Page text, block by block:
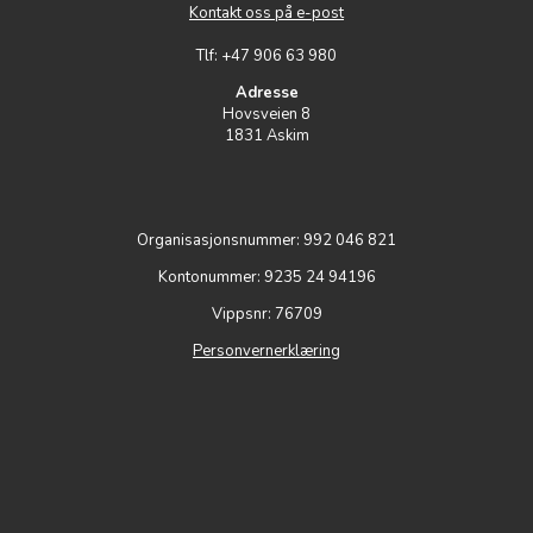
Kontakt oss på e-post
Tlf: +47 906 63 980
Adresse
Hovsveien 8
1831 Askim
Organisasjonsnummer: 992 046 821
Kontonummer: 9235 24 94196
Vippsnr: 76709
Personvernerklæring